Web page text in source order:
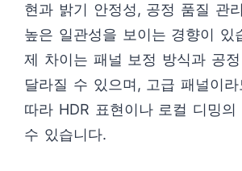
현과 밝기 안정성, 공정 품질 관
높은 일관성을 보이는 경향이 있
제 차이는 패널 보정 방식과 공
달라질 수 있으며, 고급 패널이
따라 HDR 표현이나 로컬 디밍
수 있습니다.